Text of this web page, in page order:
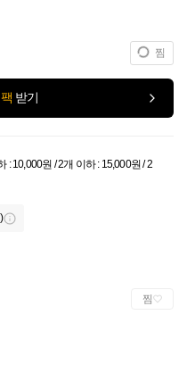
찜
받기
: 10,000원 / 2개 이하 : 15,000원 / 2
찜